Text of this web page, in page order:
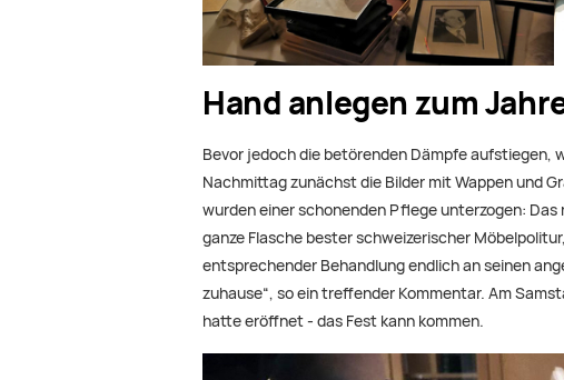
Hand anlegen zum
Bevor jedoch die betörenden Dämpfe
Nachmittag zunächst die Bilder mit Wappen und
wurden einer schonenden Pflege unterzogen:
ganze Flasche bester schweizerischer
entsprechender Behandlung endlich an seinen
zuhause“, so ein treffender Kommentar. Am
hatte eröffnet - das Fest kann kommen.